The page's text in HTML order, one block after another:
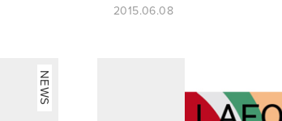
2015.06.08
NEWS